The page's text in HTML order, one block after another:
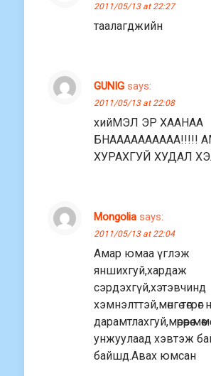
2011/05/13 at 22:27
таалагджийн
GUNIG says:
2011/05/13 at 22:08
хийМЭЛ ЭР ХААНАА
БНАААААААААА!!!!!
ХУРАХГУЙ ХУДАЛ
Mongolia says:
2011/05/13 at 22:04
Амар юмаа үглэж
яншихгуй,хардаж
сэрдэхгүй,хэтэвчинд
хэмнэлттэй,мөнгө
дарамтлахгуй,мөрөөрөө мөөмөө
унжуулаад хэвтэж
байшд.Авах юмсан